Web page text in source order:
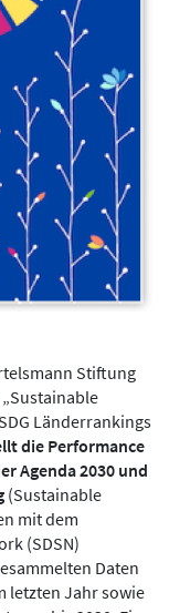
Stiftung
Länderrankings
die Performance
Agenda 2030 und
(Sustainable
mit dem
(SDSN)
Daten
letzten Jahr sowie